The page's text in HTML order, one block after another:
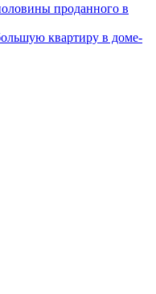
проданного в
квартиру в доме-